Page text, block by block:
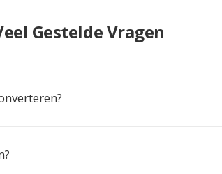
Gestelde Vragen